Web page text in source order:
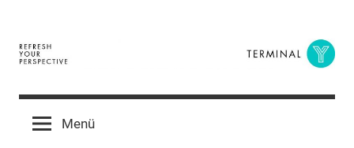
springen
Terminal
Y
Digital
BusinessMenü